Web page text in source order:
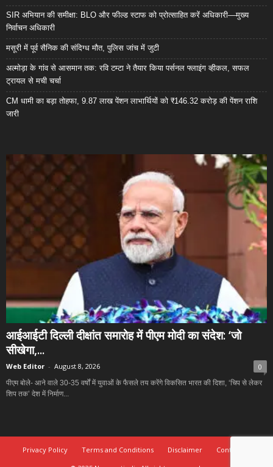
SIR अभियान की समीक्षा: BLO और फील्ड स्टाफ को प्रोत्साहित करें अधिकारी—मुख्य
निर्वाचन अधिकारी
मसूरी में पूर्व सैनिक की संदिग्ध मौत, पुलिस जांच में जुटी
अल्मोड़ा के गांव से आसमान तक: रवि टम्टा ने तैयार किया पर्सनल फ्लाइंग व्हीकल, सफल
ट्रायल से मची चर्चा
CM धामी का बड़ा तोहफा, 9.87 लाख पेंशन लाभार्थियों को ₹146.32 करोड़ की पेंशन राशि
जारी
आईआईटी दिल्ली दीक्षांत समारोह में पीएम मोदी का संदेश: ‘जो
सीखेगा,...
Web Editor - August 8, 2026 0
पीएम बोले- आने वाले 30-35 वर्षों में युवाओं के फैसले तय करेंगे विकसित भारत की दिशा, ‘चिप से लेकर
शिप तक’ देश में निर्माण...
Privacy Policy Terms and Conditions Disclaimer
Contact Us